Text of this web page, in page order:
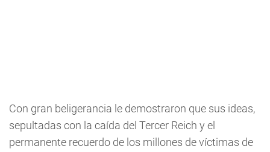
Con gran beligerancia le demostraron que sus ideas,
sepultadas con la caída del Tercer Reich y el
permanente recuerdo de los millones de víctimas de